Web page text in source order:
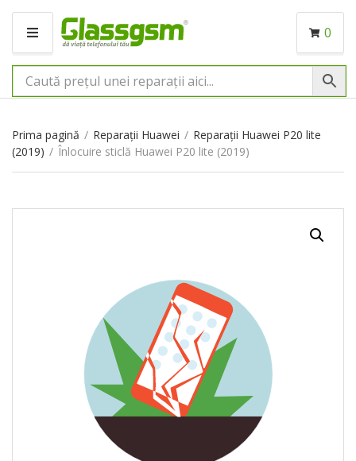
M
N
I
0
Prima pagină / Reparații Huawei / Reparații Huawei P20 lite
(2019) / Înlocuire sticlă Huawei P20 lite (2019)